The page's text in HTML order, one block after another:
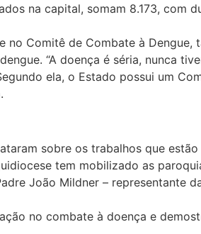
na capital, somam 8.173, com
no Comitê de Combate à Dengue,
“A doença é séria, nunca
ela, o Estado possui um
sobre os trabalhos que estão
tem mobilizado as
João Mildner – representante
no combate à doença e